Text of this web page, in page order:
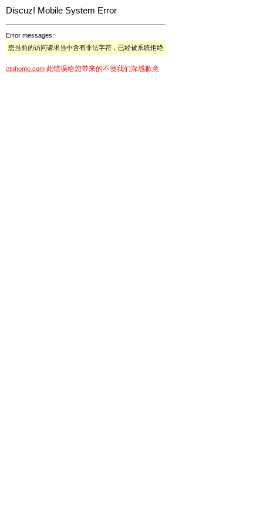
Discuz! Mobile System Error
Error messages:
您当前的访问请求当中含有非法字符，已经被系统拒绝
ctphome.com 此错误给您带来的不便我们深感歉意